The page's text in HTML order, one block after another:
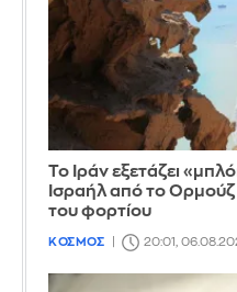
Το Ιράν εξετάζει
Ισραήλ από το
του φορτίου
ΚΟΣΜΟΣ 20:01,